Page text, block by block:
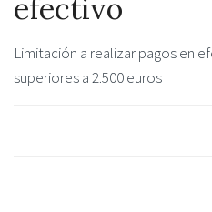
efectivo
Limitación a realizar pagos en
superiores a 2.500 euros